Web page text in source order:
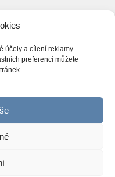
účely a cílení reklamy
preferencí můžete
knihovnou ČR